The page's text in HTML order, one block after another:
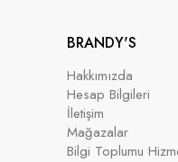
BRANDY'S
Hakkımızda
Hesap Bilgileri
İletişim
Mağazalar
Bilgi Toplumu